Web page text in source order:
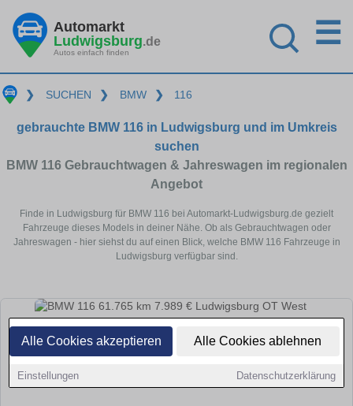
Alle Cookies akzeptieren Alle Cookies ablehnen
Einstellungen Datenschutzerklärung
Automarkt
Ludwigsburg.de
Autos einfach finden
☰
❯ SUCHEN ❯ BMW ❯ 116
gebrauchte BMW 116 in Ludwigsburg und im Umkreis
suchen
BMW 116 Gebrauchtwagen & Jahreswagen im regionalen
Angebot
Finde in Ludwigsburg für BMW 116 bei Automarkt-Ludwigsburg.de gezielt
Fahrzeuge dieses Models in deiner Nähe. Ob als Gebrauchtwagen oder
Jahreswagen - hier siehst du auf einen Blick, welche BMW 116 Fahrzeuge in
Ludwigsburg verfügbar sind.